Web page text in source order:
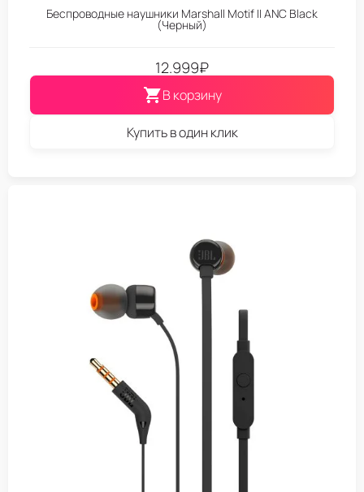
Беспроводные наушники Marshall Motif II ANC Black
(Черный)
12.999₽
В корзину
Купить в один клик